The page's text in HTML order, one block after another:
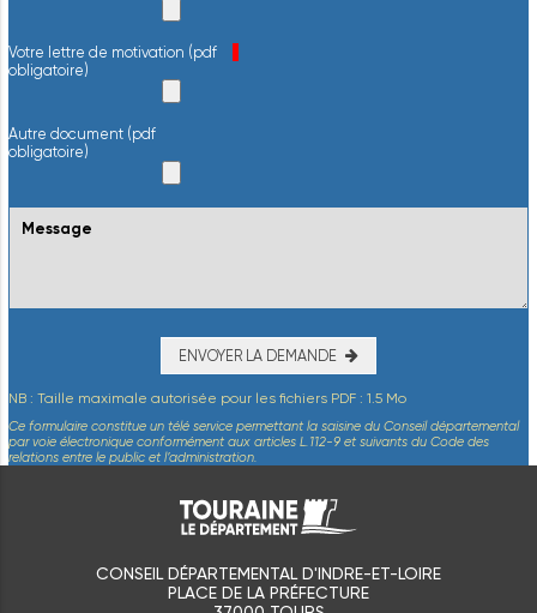
Champ obligatoire
Votre lettre de motivation (pdf
obligatoire)
Autre document (pdf
obligatoire)
ENVOYER LA DEMANDE
NB : Taille maximale autorisée pour les fichiers PDF : 1.5 Mo
Ce formulaire constitue un télé service permettant la saisine du Conseil départemental
par voie électronique conformément aux articles L.112-9 et suivants du Code des
relations entre le public et l’administration.
CONSEIL DÉPARTEMENTAL D'INDRE-ET-LOIRE
PLACE DE LA PRÉFECTURE